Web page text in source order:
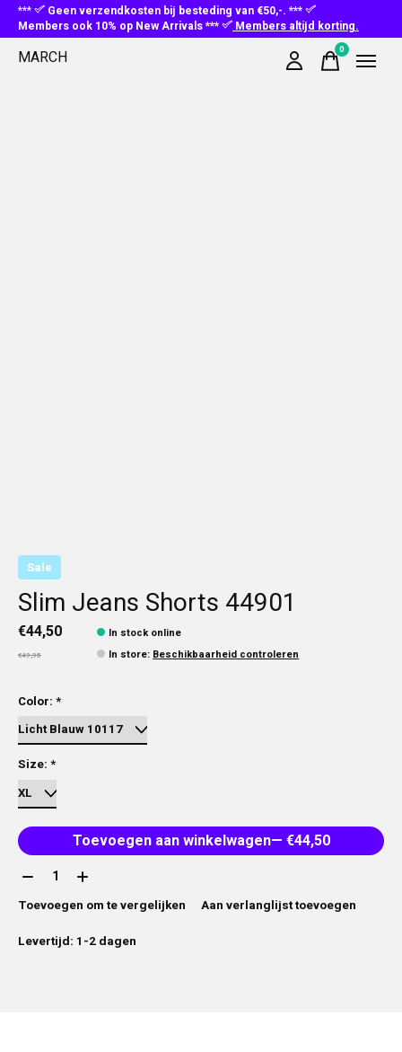
***
Geen verzendkosten bij besteding van €50,-. ***
Members ook 10% op New Arrivals ***
Members altijd korting.
MARCH 0items
Sale
Slim Jeans Shorts 44901
€44,50
€49,95
In stock online
In store: Beschikbaarheid controleren
Color: *
Size: *
Toevoegen aan winkelwagen
— €44,50
Aantal:
Toevoegen om te vergelijken
Aan verlanglijst toevoegen
Levertijd: 1-2 dagen